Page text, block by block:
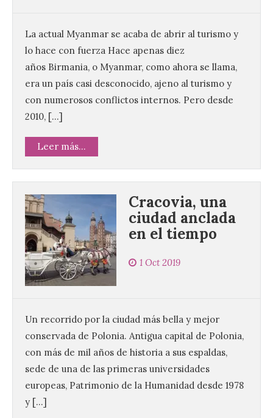
La actual Myanmar se acaba de abrir al turismo y
lo hace con fuerza Hace apenas diez
años Birmania, o Myanmar, como ahora se llama,
era un país casi desconocido, ajeno al turismo y
con numerosos conflictos internos. Pero desde
2010, […]
Leer más...
Cracovia, una
ciudad anclada
en el tiempo
1 Oct 2019
Un recorrido por la ciudad más bella y mejor
conservada de Polonia. Antigua capital de Polonia,
con más de mil años de historia a sus espaldas,
sede de una de las primeras universidades
europeas, Patrimonio de la Humanidad desde 1978
y […]